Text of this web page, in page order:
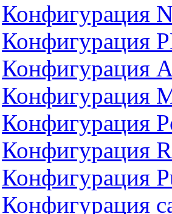
Конфигурация
Конфигурация
Конфигурация
Конфигурация
Конфигурация
Конфигурация
Конфигурация
Конфигурация